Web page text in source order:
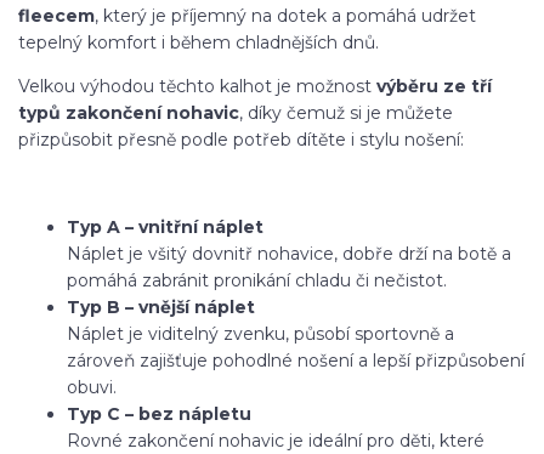
fleecem, který je příjemný na dotek a pomáhá udržet
tepelný komfort i během chladnějších dnů.
Velkou výhodou těchto kalhot je možnost výběru ze tří
typů zakončení nohavic, díky čemuž si je můžete
přizpůsobit přesně podle potřeb dítěte i stylu nošení:
Typ A – vnitřní náplet
Náplet je všitý dovnitř nohavice, dobře drží na botě a
pomáhá zabránit pronikání chladu či nečistot.
Typ B – vnější náplet
Náplet je viditelný zvenku, působí sportovně a
zároveň zajišťuje pohodlné nošení a lepší přizpůsobení
obuvi.
Typ C – bez nápletu
Rovné zakončení nohavic je ideální pro děti, které